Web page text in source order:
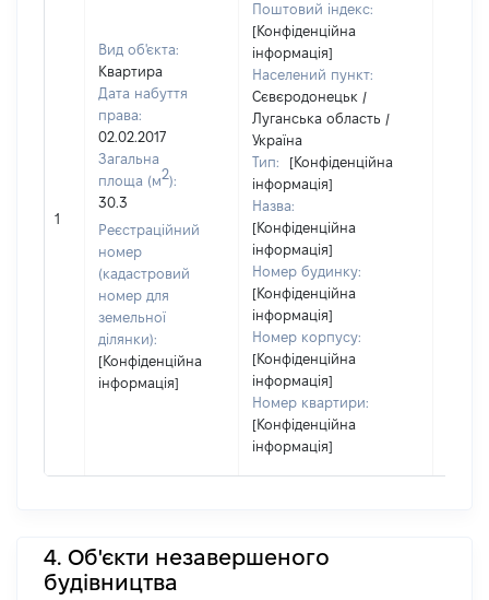
1
Вид об'єкта:
Квартира
Дата набуття
права:
02.02.2017
Загальна
площа (м2):
30.3
Реєстраційний
номер
(кадастровий
номер для
земельної
ділянки):
[Конфіденційна
інформація]
Поштовий індекс:
[Конфіденційна
інформація]
Населений пункт:
Сєвєродонецьк /
Луганська область /
Україна
Тип:
[Конфіденційна
інформація]
Назва:
[Конфіденційна
інформація]
Номер будинку:
[Конфіденційна
інформація]
Номер корпусу:
[Конфіденційна
інформація]
Номер квартири:
[Конфіденційна
інформація]
4. Об'єкти незавершеного
будівництва